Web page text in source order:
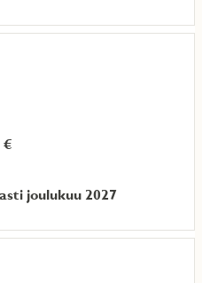
€
joulukuu 2027